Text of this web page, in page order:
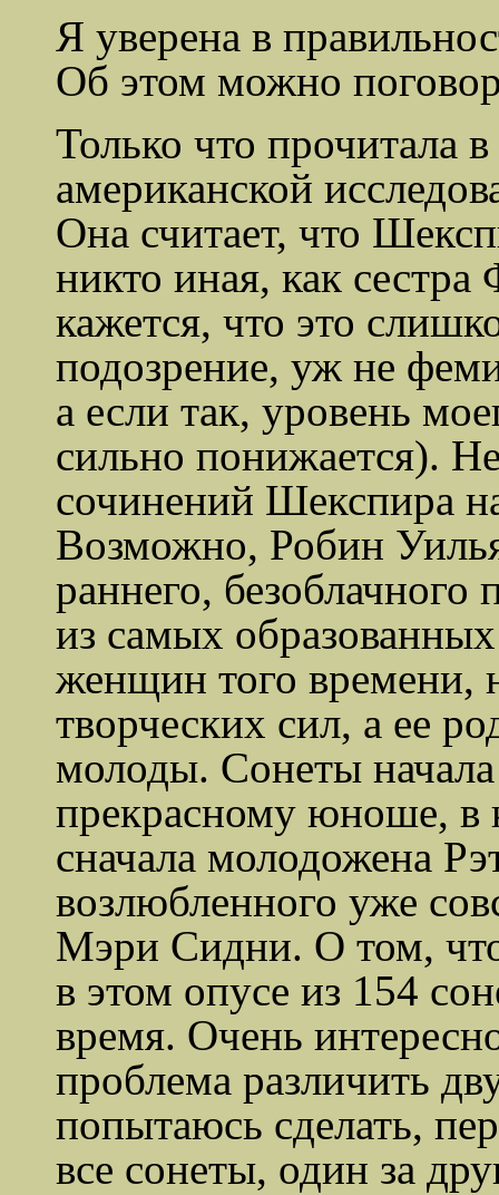
Я уверена в
Об этом можно
Только что прочитала
американской
Она считает, что
никто иная, как
кажется, что это
подозрение, уж не
а если так, уровень
сильно понижается).
сочинений Шекспира
Возможно, Робин
раннего,
из самых
женщин того времени,
творческих сил, а ее
молоды. Сонеты
прекрасному юноше, в
сначала молодожена
возлюбленного уже
Мэри Сидни. О том,
в этом опусе из 154
время. Очень
проблема различить
попытаюсь сделать,
все сонеты, один за